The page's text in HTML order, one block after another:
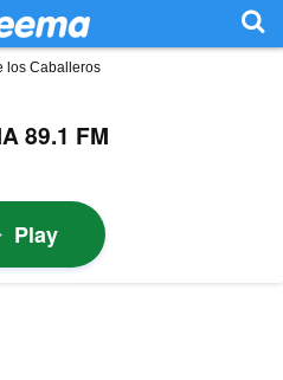
los Caballeros
89.1 FM
Play